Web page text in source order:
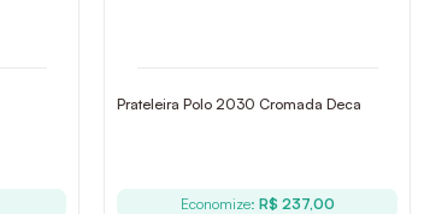
Prateleira Polo 2030 Cromada Deca
Economize: R$ 237,00